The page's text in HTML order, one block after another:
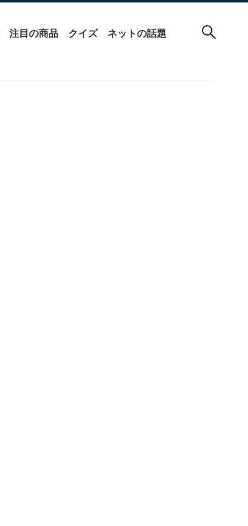
注目の商品 クイズ ネットの話題